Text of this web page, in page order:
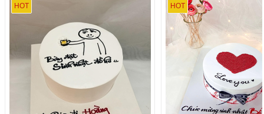
HOT HOT